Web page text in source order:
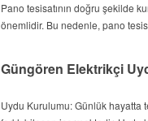
Pano tesisatının doğru şekilde
önemlidir. Bu nedenle, pano
Güngören Elektrikçi
Uydu Kurulumu: Günlük hayatta